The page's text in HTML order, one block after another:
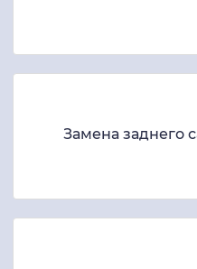
Замена заднего